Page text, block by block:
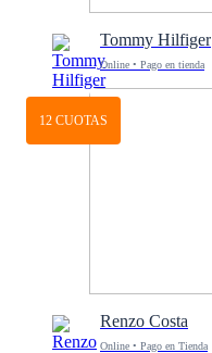
Tommy Hilfiger
Online • Pago en tienda
12 CUOTAS
Renzo Costa
Online • Pago en Tienda